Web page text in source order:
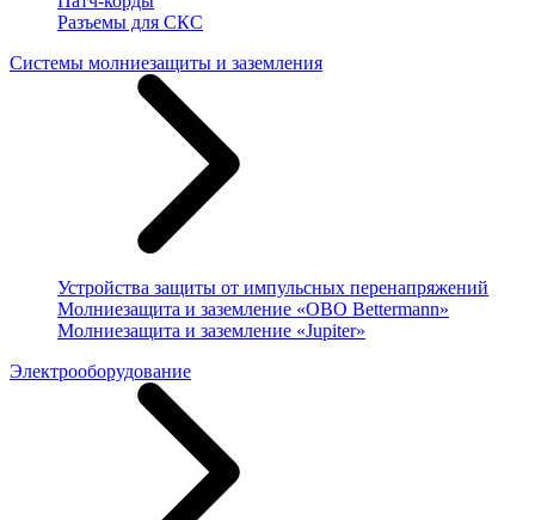
Разъемы для СКС
Системы молниезащиты и заземления
Устройства защиты от импульсных перенапряжений
Молниезащита и заземление «OBO Bettermann»
Молниезащита и заземление «Jupiter»
Электрооборудование